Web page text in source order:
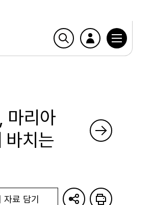
마리아
바치는
자료 담기